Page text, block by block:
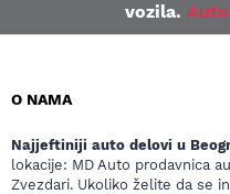
vozila.
O NAMA
Najjeftiniji auto delovi u
lokacije: MD Auto prodavnica
Zvezdari. Ukoliko želite da se